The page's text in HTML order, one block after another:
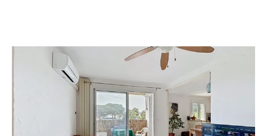
AGDE 34
84,54 m2 , 4 pièces
Ref : 2736
Appartement T4 à vendre
169 000 €